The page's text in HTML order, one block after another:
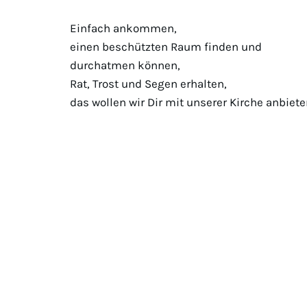
Einfach ankommen,
einen beschützten Raum finden und
durchatmen können,
Rat, Trost und Segen erhalten,
das wollen wir Dir mit unserer Kirche